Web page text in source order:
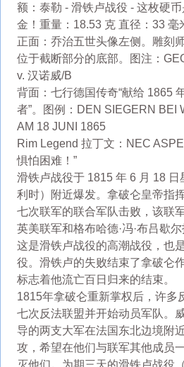
额：泰勒 - 滑铁卢战役 - 这枚硬
金！重量：18.53 克 直径：33 毫
正面：乔治五世头像左侧。雕刻
位于截断部分的底部。图注：
v. 汉诺威/B
背面：七行德国传奇“献给 1865
者”。图例：DEN SIEGERN BEI
AM 18 JUNI 1865
Rim Legend 拉丁文：NEC
惧怕困难！”
滑铁卢战役于 1815 年 6 月 18
利时）附近爆发。拿破仑皇帝指
七次联军的联合军队击败，该联
英美联军和格布哈德·冯·布吕歇
这是滑铁卢战役的高潮战役，也
役。滑铁卢的失败结束了拿破仑
标志着他流亡百日归来的结束。
1815年拿破仑重新掌权后，许多
七次反法联盟并开始动员军队。
导的两支大军在法国东北边境附
攻，希望在他们与联军其他成员
灭他们。为期三天的滑铁卢战役